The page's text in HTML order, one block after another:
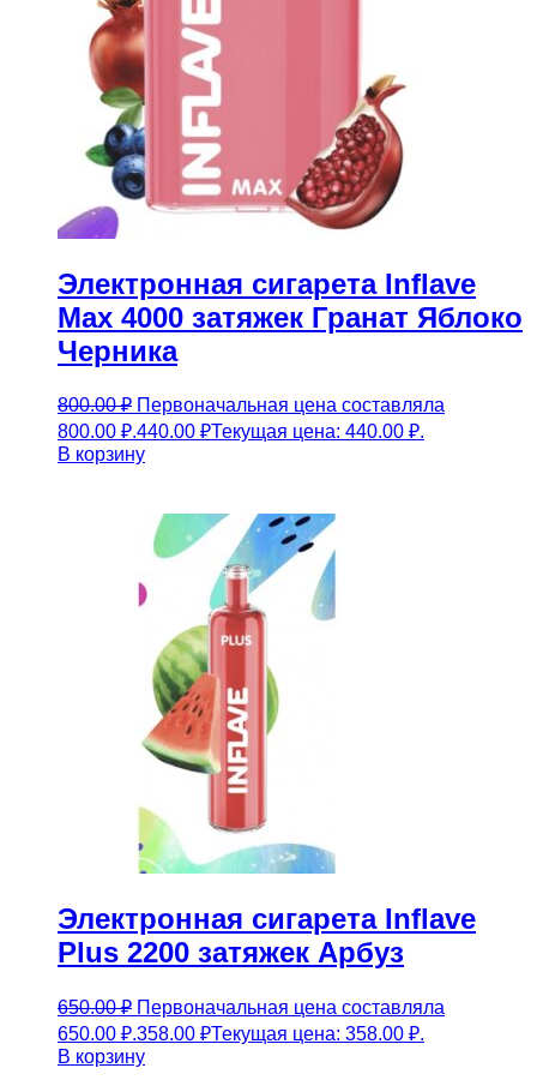
Электронная сигарета Inflave
Max 4000 затяжек Гранат Яблоко
Черника
800.00₽ Первоначальная цена составляла
800.00 ₽.440.00 ₽Текущая цена: 440.00 ₽.
В корзину
Электронная сигарета Inflave
Plus 2200 затяжек Арбуз
650.00₽ Первоначальная цена составляла
650.00 ₽.358.00 ₽Текущая цена: 358.00 ₽.
В корзину